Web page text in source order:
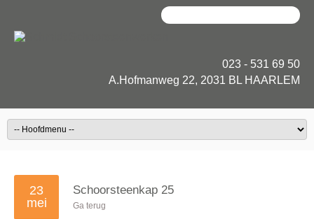
023 - 531 69 50
A.Hofmanweg 22, 2031 BL HAARLEM
Schoorsteenkap 25
23
mei
Ga terug